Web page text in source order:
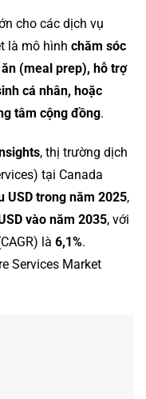
cho các dịch vụ
là mô hình chăm sóc
(meal prep), hỗ trợ
cá nhân, hoặc
tâm cộng đồng.
, thị trường dịch
tại Canada
USD trong năm 2025,
vào năm 2035, với
là 6,1%.
Services Market